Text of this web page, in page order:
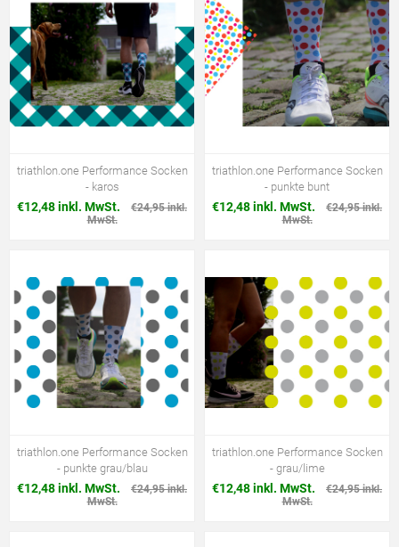
triathlon.one Performance Socken
- karos
€12,48 inkl. MwSt.
€24,95 inkl.
MwSt.
triathlon.one Performance Socken
- punkte bunt
€12,48 inkl. MwSt.
€24,95 inkl.
MwSt.
triathlon.one Performance Socken
- punkte grau/blau
€12,48 inkl. MwSt.
€24,95 inkl.
MwSt.
triathlon.one Performance Socken
- grau/lime
€12,48 inkl. MwSt.
€24,95 inkl.
MwSt.